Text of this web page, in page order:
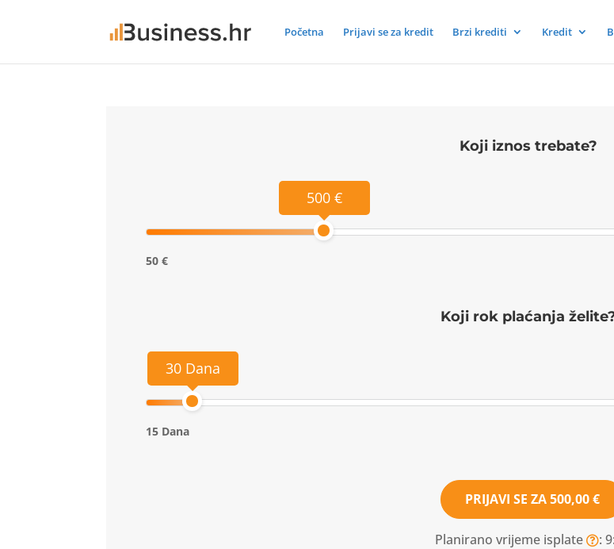
Početna Prijavi se za kredit Brzi krediti Kredit
Koji iznos trebate?
500 €
50 €
Koji rok plaćanja
30 Dana
15 Dana
PRIJAVI SE ZA500,00 €
Planirano vrijeme isplate
: